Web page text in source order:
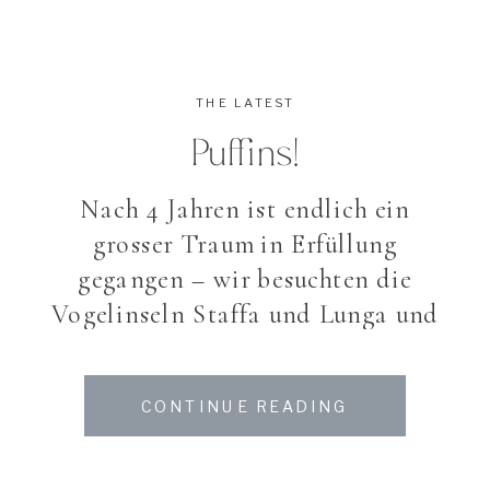
Nach 4 Jahren ist endlich ein
grosser Traum in Erfüllung
gegangen – wir besuchten die
Vogelinseln Staffa und Lunga und
Stunden lang beobachten. Leider
war der Aufenthalt nur 2 Stunden
Puffins!
THE LATEST
CONTINUE READING